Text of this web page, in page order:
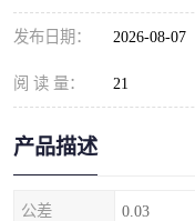
发布日期： 2026-08-07
阅 读 量： 21
产品描述
公差 0.03